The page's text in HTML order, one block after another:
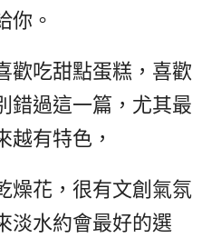
你。
歡吃甜點蛋糕，喜歡
錯過這一篇，尤其最
越有特色，
燥花，很有文創氣氛
淡水約會最好的選